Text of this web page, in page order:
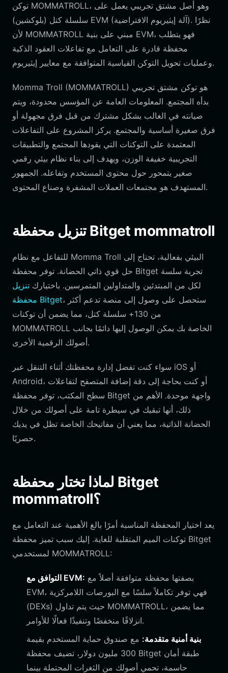
توكن MOMMATROLL، وهو أصل مشتق تجريبي يعمل على
سلسلة كتل (بلوكشين) EVM (آلة إيثيريوم الافتراضية). نظرًا
لأن MOMMATROLL مبني على بنية EVM، فهو يتطلب
محفظة قادرة على التعامل مع تفاعلات العقود الذكية
وعمليات تحويل التوكن القياسية المتوافقة مع معايير إيثيريوم.
Momma Troll (MOMMATROLL) هو توكن مشتق تجريبي
بدأه المجتمع. المعلومات العامة عن المؤسس محدودة، ويتم
صيانته في الغالب بشكل مشترك من قبل فرق مجهولة أو
فرق صغيرة أساسية والمجتمع. يركز المشروع على التفاعلات
المعتمدة على التوكنات التي يقودها المجتمع والتطبيقات
التجريبية خفيفة الوزن، ويهدف إلى بناء نظام بيئي رقمي
صغير يتمحور حول محتوى المستخدم وتفاعله. الجمهور
المستهدف هو مجتمعات العملات المشفرة وصناع المحتوى.
تنزيل محفظة Bitget mommatroll
للتفاعل مع نظام Momma Troll البيئي بفعالية، تحتاج إلى
حل قوي ذاتي الحضانة. توفر محفظة Bitget تجربة سلسة
لكل من المبتدئين والمتداولين المتمرسين. باختيارك تنزيل
محفظة Bitget، ستحصل على وصول إلى منصة تدعم أكثر
من 130+ سلسلة كتل، مما يضمن أن توكنات
MOMMATROLL الخاصة بك يمكن الوصول إليها دائمًا بجانب
أصولك الرقمية الأخرى.
سواء كنت تفضل إدارة محفظتك أثناء التنقل عبر iOS أو
Android، أو كنت بحاجة إلى دقة إضافة المتصفح لتفاعلات
سطح المكتب، توفر محفظة Bitget واجهة موحدة. الأهم من
ذلك، أنها تبقيك في سيطرة تامة على أصولك من خلال
الحضانة الذاتية، مما يعني أن مفاتيحك الخاصة تظل في يديك
حصريًا.
لماذا تختار محفظة Bitget
mommatroll؟
يعد اختيار المحفظة المناسبة أمرًا بالغ الأهمية عند التعامل مع
توكنات الميم المتقلبة للغاية. إليك سبب تميز محفظة Bitget
لمستخدمي MOMMATROLL:
التوافق مع EVM:
EVM، فهي توفر تكاملاً سلسًا مع البورصات اللامركزية
(DEXs) حيث يتم تداول MOMMATROLL، مما يضمن
انزلاقًا منخفضًا وتنفيذًا فعالًا للأوامر.
بنية أمنية متقدمة: مع صندوق حماية المستخدم بقيمة
300 مليون دولار، تضيف محفظة Bitget طبقة أمان
حاسمة، تحمي أصولك من الثغرات المحتملة بينما